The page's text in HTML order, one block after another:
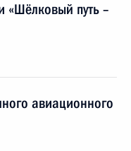
«Шёлковый путь –
авиационного